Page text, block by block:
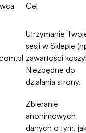
Cel
Utrzymanie
sesji w Sklepie
zawartości
Niezbędne do
działania strony.
Zbieranie
anonimowych
danych o tym, jak